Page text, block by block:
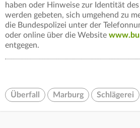
haben oder Hinweise zur Identität
werden gebeten, sich umgehend zu
die Bundespolizei unter der
oder online über die Website
entgegen.
Überfall Marburg Schlägerei